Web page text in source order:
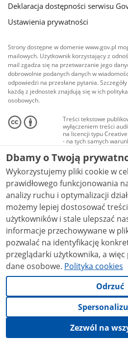
Deklaracja dostępności serwisu
Ustawienia prywatności
Strony dostępne w domenie www.gov.pl
mailowych. Użytkownik korzystający z
mail zgadza się na przetwarzanie jego
dobrowolnie podanych danych w
odpowiedzi na przesłane pytania.
każdą z jednostek znajdują się w ich
osobowych.
Treści tekstowe
wyłączeniem treści
na licencji typu
- na tych samych
Materiały
audio i wideo, są
Creative Commons:
niekomercyjne - bez
NC-ND 4.0), o ile nie
Dbamy o Twoją
Wykorzystujemy pliki cookie w
prawidłowego funkcjonowania
analizy ruchu i optymalizacji działania
możemy lepiej dostosować
użytkowników i stale ulepszać nasze
informacje przechowywane w
pozwalać na identyfikację
przeglądarki użytkownika, a
dane osobowe. Polityka cookies
Odrzuć
Zezwól na